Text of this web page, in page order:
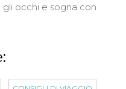
gli occhi e sogna con